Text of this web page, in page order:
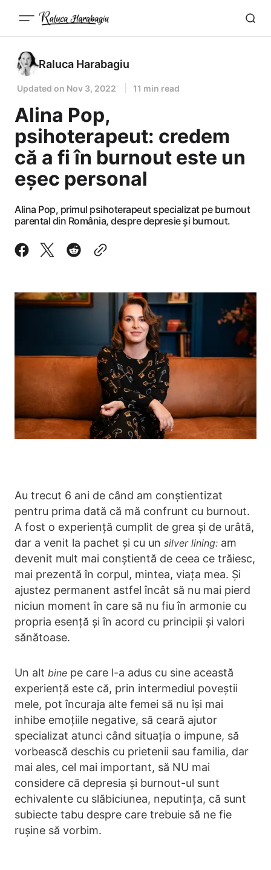
Raluca Harabagiu
Updated on Nov 3, 2022 11 min read
Alina Pop,
psihoterapeut: credem
că a fi în burnout este un
eșec personal
Alina Pop, primul psihoterapeut specializat pe burnout
parental din România, despre depresie și burnout.
Au trecut 6 ani de când am conștientizat
pentru prima dată că mă confrunt cu burnout.
A fost o experiență cumplit de grea și de urâtă,
dar a venit la pachet și cu un silver lining: am
devenit mult mai conștientă de ceea ce trăiesc,
mai prezentă în corpul, mintea, viața mea. Și
ajustez permanent astfel încât să nu mai pierd
niciun moment în care să nu fiu în armonie cu
propria esență și în acord cu principii și valori
sănătoase.
Un alt bine pe care l-a adus cu sine această
experiență este că, prin intermediul poveștii
mele, pot încuraja alte femei să nu își mai
inhibe emoțiile negative, să ceară ajutor
specializat atunci când situația o impune, să
vorbească deschis cu prietenii sau familia, dar
mai ales, cel mai important, să NU mai
considere că depresia și burnout-ul sunt
echivalente cu slăbiciunea, neputința, că sunt
subiecte tabu despre care trebuie să ne fie
rușine să vorbim.